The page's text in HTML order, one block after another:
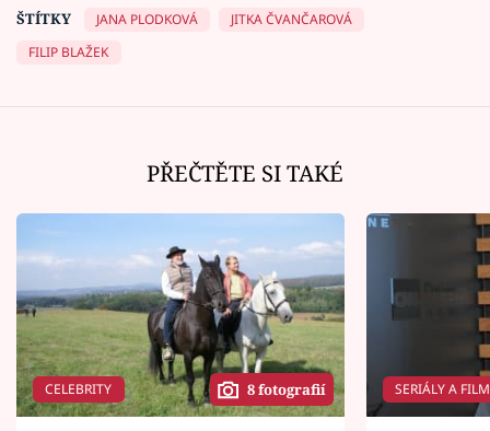
ŠTÍTKY
JANA PLODKOVÁ
JITKA ČVANČAROVÁ
FILIP BLAŽEK
PŘEČTĚTE SI TAKÉ
CELEBRITY 8 fotografií SERIÁLY A